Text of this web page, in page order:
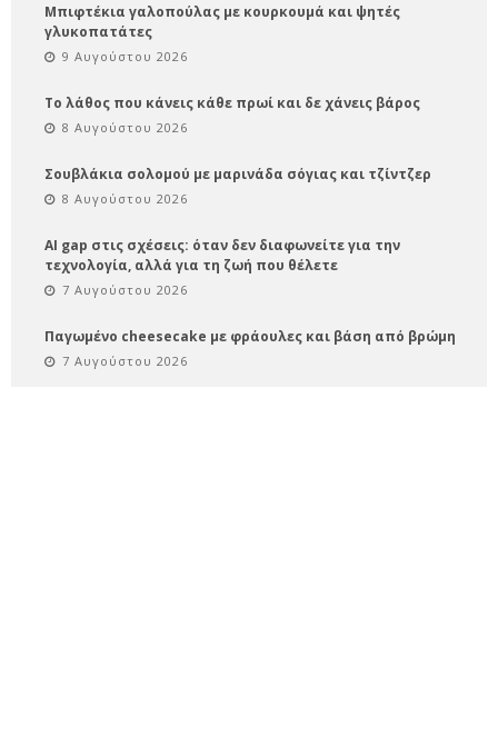
Μπιφτέκια γαλοπούλας με κουρκουμά και ψητές
γλυκοπατάτες
9 Αυγούστου 2026
Το λάθος που κάνεις κάθε πρωί και δε χάνεις βάρος
8 Αυγούστου 2026
Σουβλάκια σολομού με μαρινάδα σόγιας και τζίντζερ
8 Αυγούστου 2026
AI gap στις σχέσεις: όταν δεν διαφωνείτε για την
τεχνολογία, αλλά για τη ζωή που θέλετε
7 Αυγούστου 2026
Παγωμένο cheesecake με φράουλες και βάση από βρώμη
7 Αυγούστου 2026